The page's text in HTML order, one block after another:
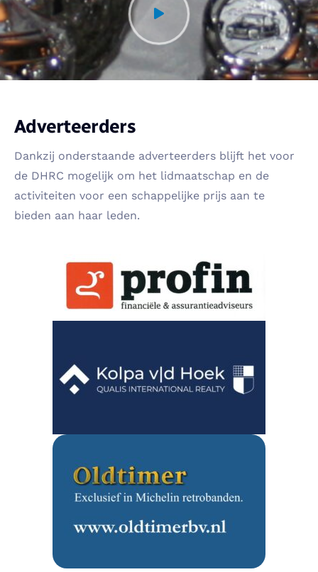
Adverteerders
Dankzij onderstaande adverteerders blijft het voor
de DHRC mogelijk om het lidmaatschap en de
activiteiten voor een schappelijke prijs aan te
bieden aan haar leden.